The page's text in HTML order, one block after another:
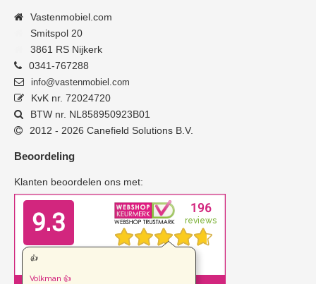
Vastenmobiel.com
Smitspol 20
3861 RS Nijkerk
0341-767288
info@vastenmobiel.com
KvK nr. 72024720
BTW nr. NL858950923B01
2012 - 2026 Canefield Solutions B.V.
Beoordeling
Klanten beoordelen ons met: